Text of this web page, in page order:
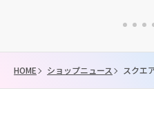
HOME ショップニュース スクエ